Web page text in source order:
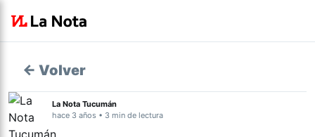
← Volver
La Nota Tucumán
hace 3 años • 3 min de lectura